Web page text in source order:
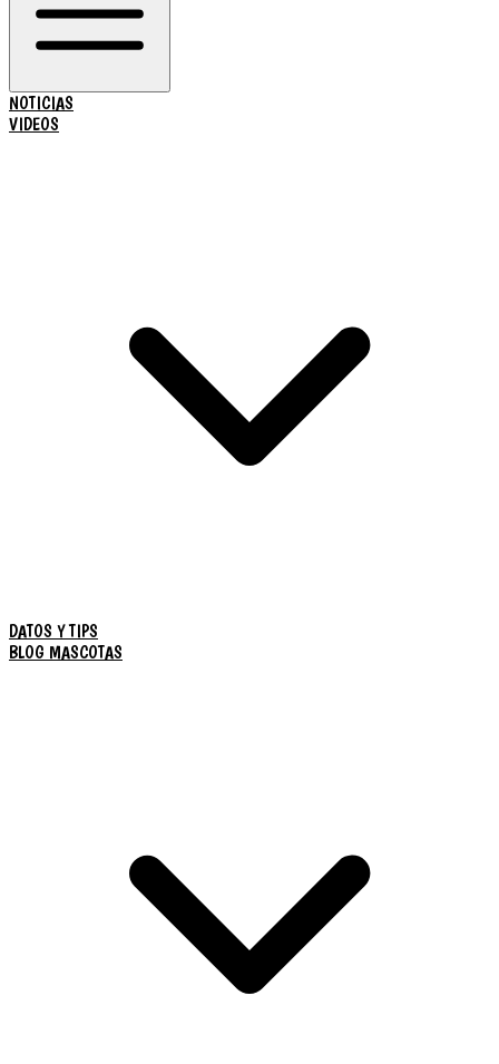
NOTICIAS
VIDEOS
DATOS Y TIPS
BLOG MASCOTAS